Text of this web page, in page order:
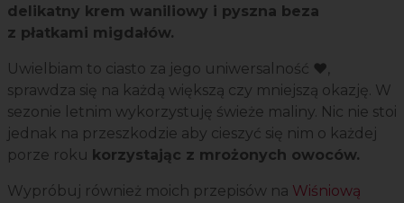
delikatny krem waniliowy i pyszna beza
z płatkami migdałów.
Uwielbiam to ciasto za jego uniwersalność ❤️,
sprawdza się na każdą większą czy mniejszą okazję. W
sezonie letnim wykorzystuję świeże maliny. Nic nie stoi
jednak na przeszkodzie aby cieszyć się nim o każdej
porze roku korzystając z mrożonych owoców.
Wypróbuj również moich przepisów na Wiśniową